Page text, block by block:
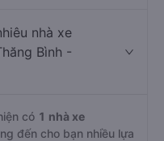
nhà xe
Bình -
có 1 nhà xe
đến cho bạn nhiều lựa